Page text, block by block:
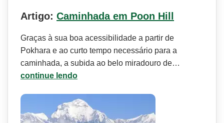
Artigo: Caminhada em Poon Hill
Graças à sua boa acessibilidade a partir de
Pokhara e ao curto tempo necessário para a
caminhada, a subida ao belo miradouro de…
continue lendo